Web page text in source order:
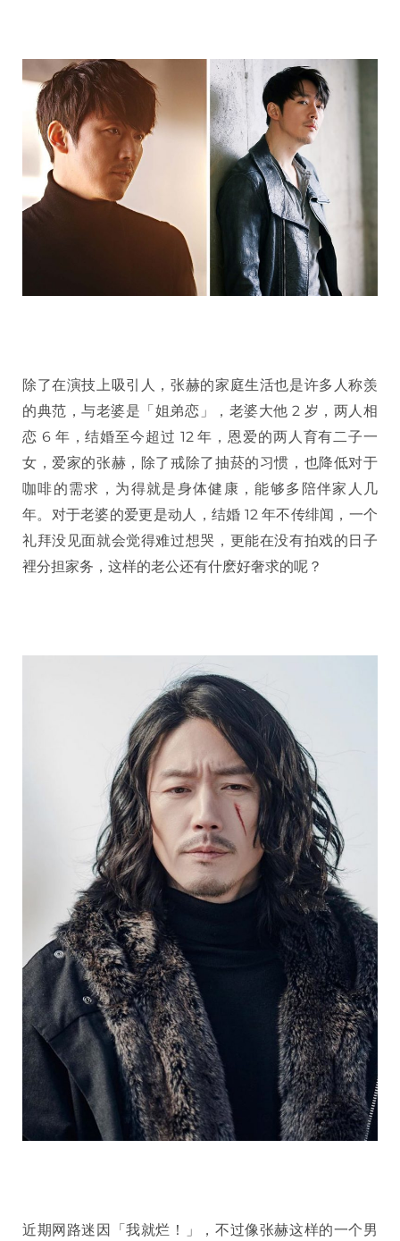
除了在演技上吸引人，张赫的家庭生活也是许多人称羡
的典范，与老婆是「姐弟恋」，老婆大他 2 岁，两人相
恋 6 年，结婚至今超过 12 年，恩爱的两人育有二子一
女，爱家的张赫，除了戒除了抽菸的习惯，也降低对于
咖啡的需求，为得就是身体健康，能够多陪伴家人几
年。对于老婆的爱更是动人，结婚 12 年不传绯闻，一个
礼拜没见面就会觉得难过想哭，更能在没有拍戏的日子
裡分担家务，这样的老公还有什麽好奢求的呢？
近期网路迷因「我就烂！」，不过像张赫这样的一个男